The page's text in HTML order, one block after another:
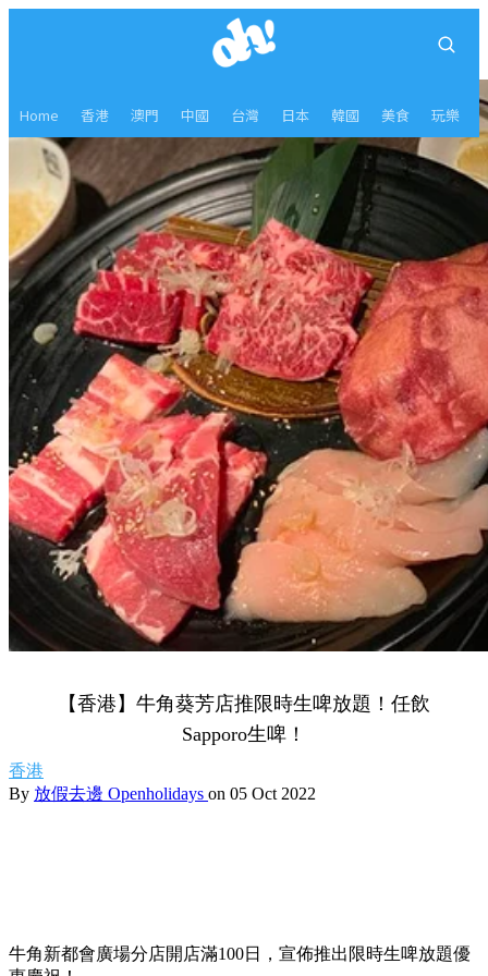
Home 香港 澳門 中國 台灣 日本 韓國 美食 玩樂
【香港】牛角葵芳店推限時生啤放題！任飲
Sapporo生啤！
香港
By 放假去邊 Openholidays on 05 Oct 2022
牛角新都會廣場分店開店滿100日，宣佈推出限時生啤放題優